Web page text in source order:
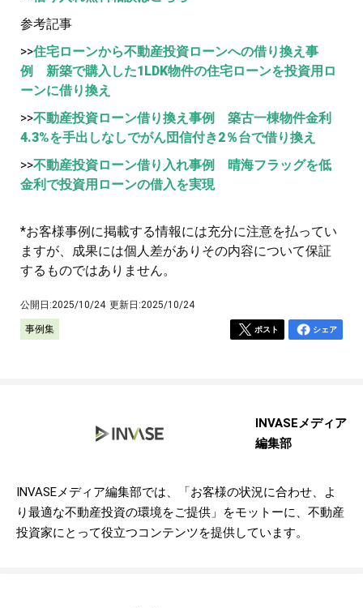
参考記事
>>住宅ローンから不動産投資ローンへの借り換え事
例 新築で購入した1LDK物件の住宅ローンを投資用ロ
ーンに借り換え
>>不動産投資ローン借り換え事例 築古一棟物件金利
4.3%を手出しなしでがん団信付き2％台で借り換え
>>不動産投資ローン借り入れ事例 晴海フラッグを低
金利で投資用ローンの借入を実現
*お客様事例に掲載する情報には充分に注意を払ってい
ますが、成果には個人差がありその内容について保証
するものではありません。
公開日:2025/10/24 更新日:2025/10/24
事例集 ポスト シェア
INVASEメディア
編集部
INVASEメディア編集部では、「お客様の状況に合わせ、よ
り最適な不動産投資の環境をご提供」をモットーに、不動産
投資家にとって役立つコンテンツを提供しています。